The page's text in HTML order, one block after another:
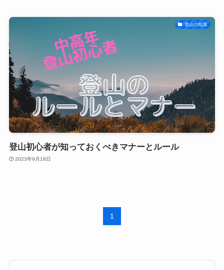
登山の知識
登山初心者が知っておくべきマナーとルール
2023年9月18日
1